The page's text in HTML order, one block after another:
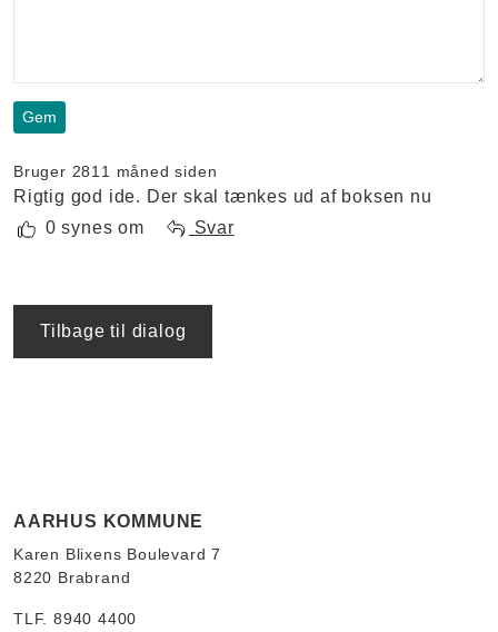
Bruger 281 1 måned siden
Rigtig god ide. Der skal tænkes ud af boksen nu
0 synes om
Svar
Tilbage til dialog
AARHUS KOMMUNE
Karen Blixens Boulevard 7
8220 Brabrand
TLF. 8940 4400